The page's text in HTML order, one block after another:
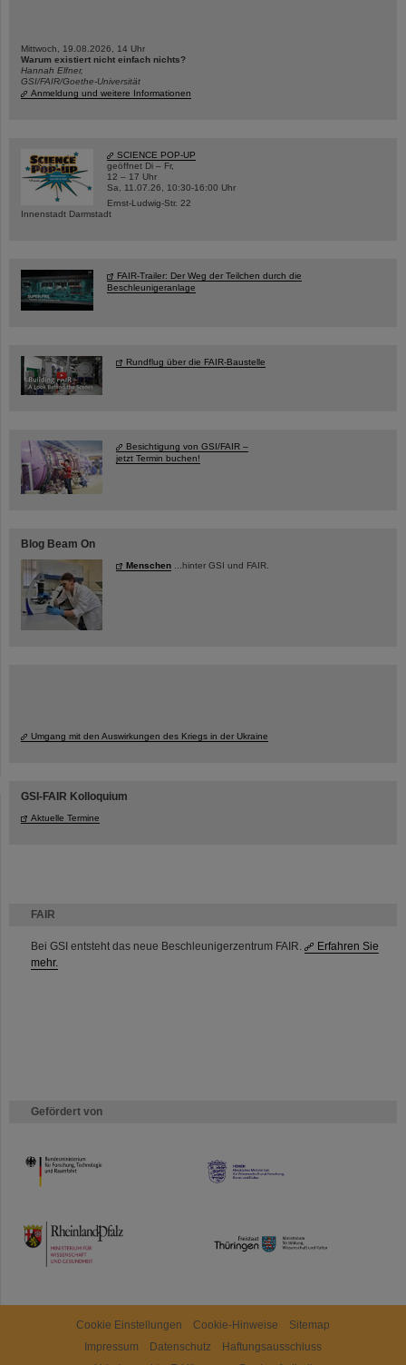
FAIR
Bei GSI entsteht das neue Beschleunigerzentrum FAIR.
Erfahren Sie
mehr.
Gefördert von
HMWK
TMWWDG
Mittwoch, 19.08.2026, 14 Uhr
Warum existiert nicht einfach nichts?
Hannah Elfner,
GSI/FAIR/Goethe-Universität
Anmeldung und weitere Informationen
SCIENCE POP-UP
geöffnet Di – Fr,
12 – 17 Uhr
Sa, 11.07.26, 10:30-16:00 Uhr
Ernst-Ludwig-Str. 22
Innenstadt Darmstadt
FAIR-Trailer: Der Weg der Teilchen durch die
Beschleunigeranlage
Rundflug über die FAIR-Baustelle
Besichtigung von GSI/FAIR –
jetzt Termin buchen!
Blog Beam On
Menschen ...hinter GSI und FAIR.
Umgang mit den Auswirkungen des Kriegs in der Ukraine
GSI-FAIR Kolloquium
Aktuelle Termine
Cookie Einstellungen Cookie-Hinweise
Sitemap
Impressum
Datenschutz
Haftungsausschluss